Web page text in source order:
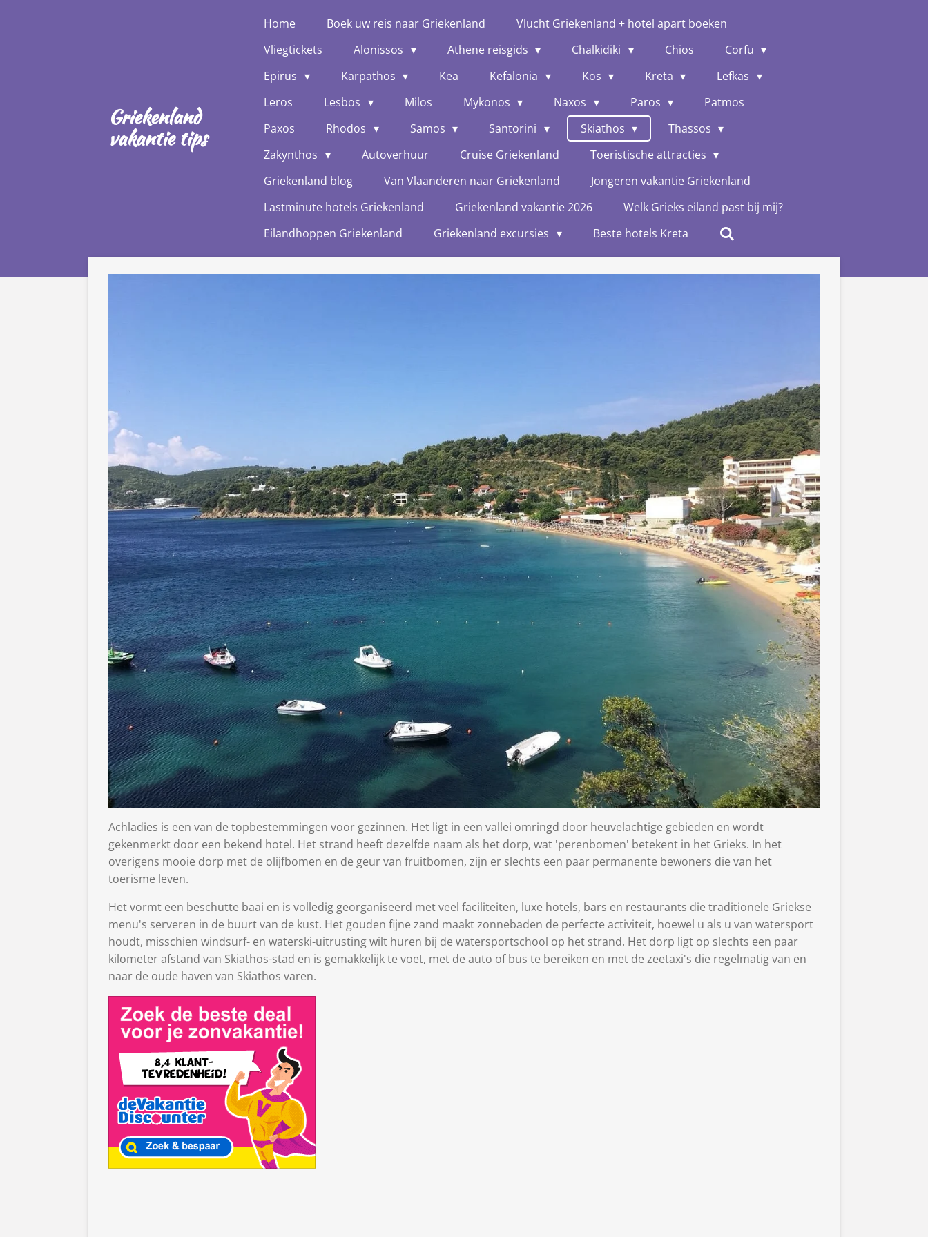
Griekenland
vakantie tips
Home Boek uw reis naar Griekenland
Vlucht Griekenland + hotel apart boeken
Vliegtickets
Alonissos Athene reisgids Chalkidiki Chios
Corfu
Epirus
Karpathos Kea Kefalonia Kos Kreta
Lefkas
Leros
Lesbos Milos Mykonos Naxos Paros
Patmos
Paxos
Rhodos Samos Santorini Skiathos
Thassos
Zakynthos
Autoverhuur Cruise Griekenland
Toeristische attracties
Griekenland blog
Van Vlaanderen naar Griekenland
Jongeren vakantie Griekenland
Lastminute hotels Griekenland
Griekenland vakantie 2026
Welk Grieks eiland past bij mij?
Eilandhoppen Griekenland
Griekenland excursies Beste hotels Kreta
Achladies is een van de topbestemmingen voor gezinnen. Het ligt in een vallei omringd door heuvelachtige gebieden en wordt
gekenmerkt door een bekend hotel. Het strand heeft dezelfde naam als het dorp, wat 'perenbomen' betekent in het Grieks. In het
overigens mooie dorp met de olijfbomen en de geur van fruitbomen, zijn er slechts een paar permanente bewoners die van het
toerisme leven.
Het vormt een beschutte baai en is volledig georganiseerd met veel faciliteiten, luxe hotels, bars en restaurants die traditionele Griekse
menu's serveren in de buurt van de kust. Het gouden fijne zand maakt zonnebaden de perfecte activiteit, hoewel u als u van watersport
houdt, misschien windsurf- en waterski-uitrusting wilt huren bij de watersportschool op het strand. Het dorp ligt op slechts een paar
kilometer afstand van Skiathos-stad en is gemakkelijk te voet, met de auto of bus te bereiken en met de zeetaxi's die regelmatig van en
naar de oude haven van Skiathos varen.